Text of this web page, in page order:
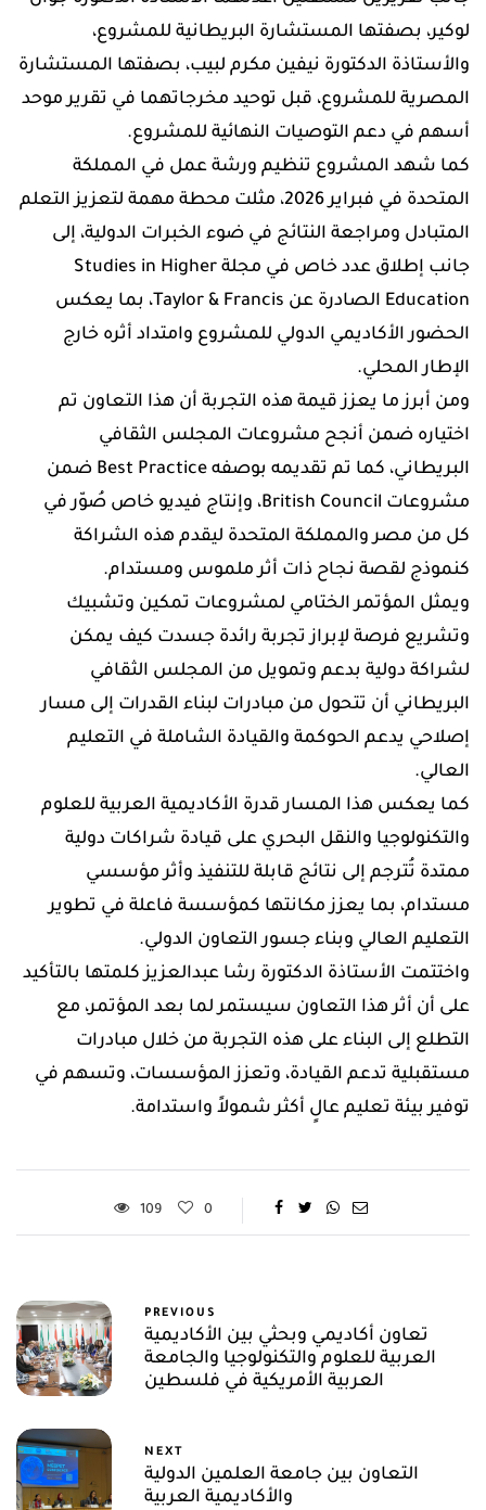
لوكير، بصفتها المستشارة البريطانية للمشروع،
والأستاذة الدكتورة نيفين مكرم لبيب، بصفتها المستشارة
المصرية للمشروع، قبل توحيد مخرجاتهما في تقرير موحد
أسهم في دعم التوصيات النهائية للمشروع.
كما شهد المشروع تنظيم ورشة عمل في المملكة
المتحدة في فبراير 2026، مثلت محطة مهمة لتعزيز التعلم
المتبادل ومراجعة النتائج في ضوء الخبرات الدولية، إلى
جانب إطلاق عدد خاص في مجلة Studies in Higher
Education الصادرة عن Taylor & Francis، بما يعكس
الحضور الأكاديمي الدولي للمشروع وامتداد أثره خارج
الإطار المحلي.
ومن أبرز ما يعزز قيمة هذه التجربة أن هذا التعاون تم
اختياره ضمن أنجح مشروعات المجلس الثقافي
البريطاني، كما تم تقديمه بوصفه Best Practice ضمن
مشروعات British Council، وإنتاج فيديو خاص صُوّر في
كل من مصر والمملكة المتحدة ليقدم هذه الشراكة
كنموذج لقصة نجاح ذات أثر ملموس ومستدام.
ويمثل المؤتمر الختامي لمشروعات تمكين وتشبيك
وتشريع فرصة لإبراز تجربة رائدة جسدت كيف يمكن
لشراكة دولية بدعم وتمويل من المجلس الثقافي
البريطاني أن تتحول من مبادرات لبناء القدرات إلى مسار
إصلاحي يدعم الحوكمة والقيادة الشاملة في التعليم
العالي.
كما يعكس هذا المسار قدرة الأكاديمية العربية للعلوم
والتكنولوجيا والنقل البحري على قيادة شراكات دولية
ممتدة تُترجم إلى نتائج قابلة للتنفيذ وأثر مؤسسي
مستدام، بما يعزز مكانتها كمؤسسة فاعلة في تطوير
التعليم العالي وبناء جسور التعاون الدولي.
واختتمت الأستاذة الدكتورة رشا عبدالعزيز كلمتها بالتأكيد
على أن أثر هذا التعاون سيستمر لما بعد المؤتمر، مع
التطلع إلى البناء على هذه التجربة من خلال مبادرات
مستقبلية تدعم القيادة، وتعزز المؤسسات، وتسهم في
توفير بيئة تعليم عالٍ أكثر شمولاً واستدامة.
109 0
PREVIOUS
تعاون أكاديمي وبحثي بين الأكاديمية
العربية للعلوم والتكنولوجيا والجامعة
العربية الأمريكية في فلسطين
NEXT
التعاون بين جامعة العلمين الدولية
والأكاديمية العربية